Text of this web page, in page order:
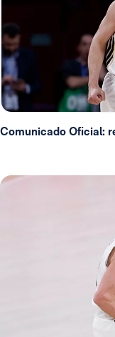
Comunicado Oficial: